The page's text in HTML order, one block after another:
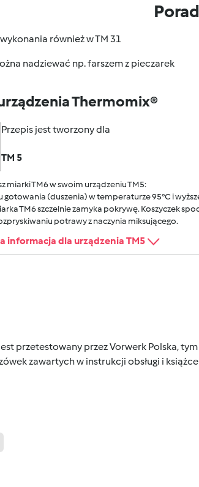
również w TM 31
nadziewać np. farszem z pieczarek
Thermomix®
Przepis jest tworzony dla
TM 5
miarki TM6 w swoim urządzeniu TM5:
gotowania (duszenia) w temperaturze 95°C i
TM6 szczelnie zamyka pokrywę. Koszyczek
potrawy z naczynia miksującego.
informacja dla urządzenia TM5
przetestowany przez Vorwerk Polska,
zawartych w instrukcji obsługi i